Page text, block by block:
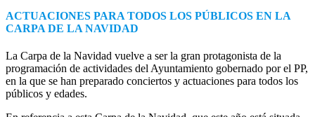
ACTUACIONES PARA TODOS LOS PÚBLICOS EN LA
CARPA DE LA NAVIDAD
La Carpa de la Navidad vuelve a ser la gran protagonista de la
programación de actividades del Ayuntamiento gobernado por el PP,
en la que se han preparado conciertos y actuaciones para todos los
públicos y edades.